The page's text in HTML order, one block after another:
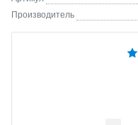
Производитель